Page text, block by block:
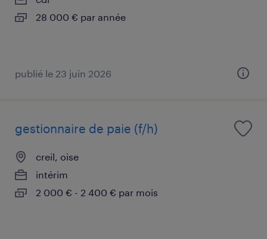
28 000 € par année
publié le 23 juin 2026
gestionnaire de paie (f/h)
creil, oise
intérim
2 000 € - 2 400 € par mois